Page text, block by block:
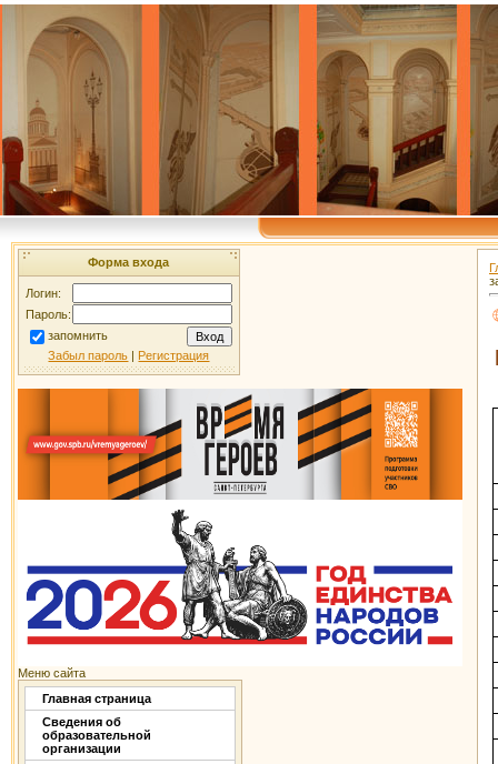
Форма входа
Логин:
Пароль:
запомнить
Забыл пароль | Регистрация
Меню сайта
Главная страница
Сведения об
образовательной
организации